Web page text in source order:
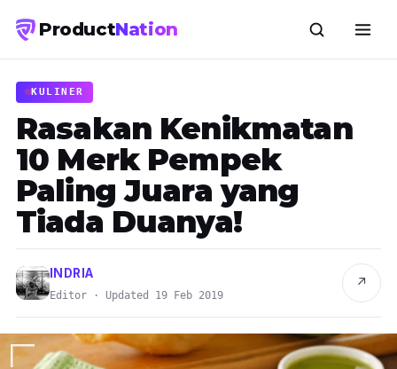
ProductNation
KULINER
Rasakan Kenikmatan
10 Merk Pempek
Paling Juara yang
Tiada Duanya!
INDRIA
Editor · Updated 19 Feb 2019
↗